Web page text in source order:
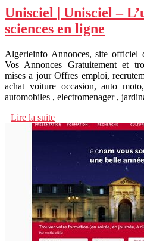
Unisciel | Unisciel –
sciences en ligne
Algerieinfo Annonces, site officiel
Vos Annonces Gratuitement et
mises a jour Offres emploi,
achat voiture occasion, auto
automobiles , electromenager ,
Lire la suite